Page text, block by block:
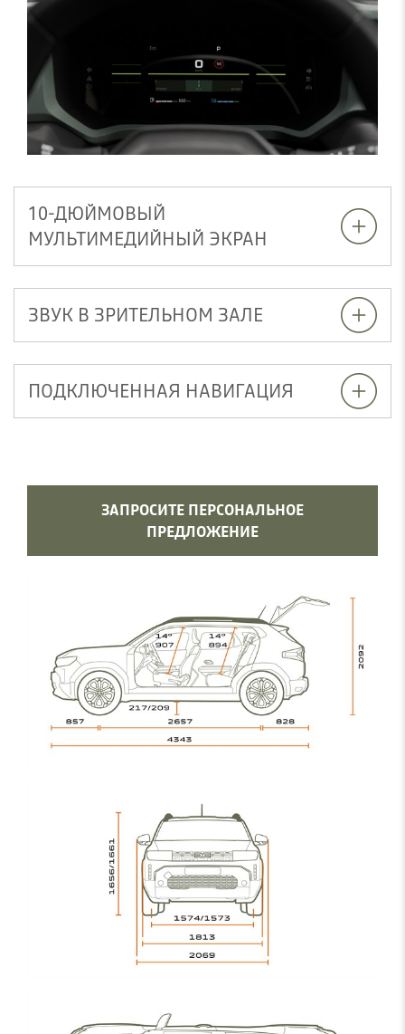
10-ДЮЙМОВЫЙ
МУЛЬТИМЕДИЙНЫЙ ЭКРАН
ЗВУК В ЗРИТЕЛЬНОМ ЗАЛЕ
ПОДКЛЮЧЕННАЯ НАВИГАЦИЯ
ЗАПРОСИТЕ ПЕРСОНАЛЬНОЕ
ПРЕДЛОЖЕНИЕ